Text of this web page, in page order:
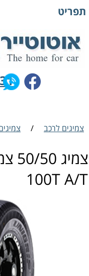
תפריט
צמיגים לרכב /
100T A/T